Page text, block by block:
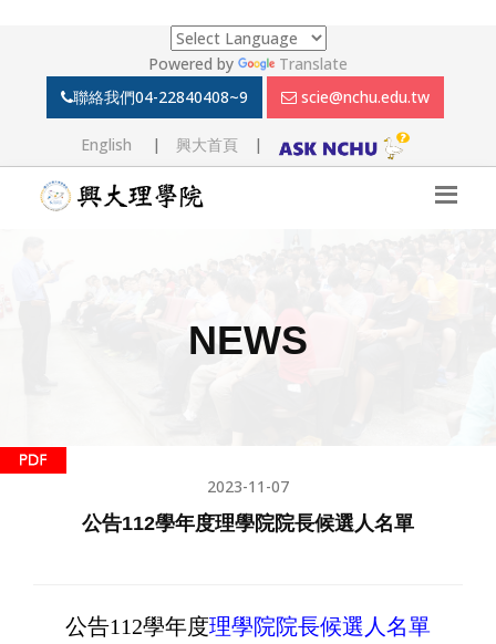
Powered by
Translate
聯絡我們04-22840408~9 scie@nchu.edu.tw
English | 興大首頁|
NEWS
2023-11-07
公告112學年度理學院院長候選人名單
公告112學年度理學院院長候選人名單